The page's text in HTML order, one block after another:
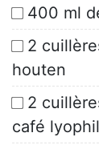
400 ml
2
houten
2
café